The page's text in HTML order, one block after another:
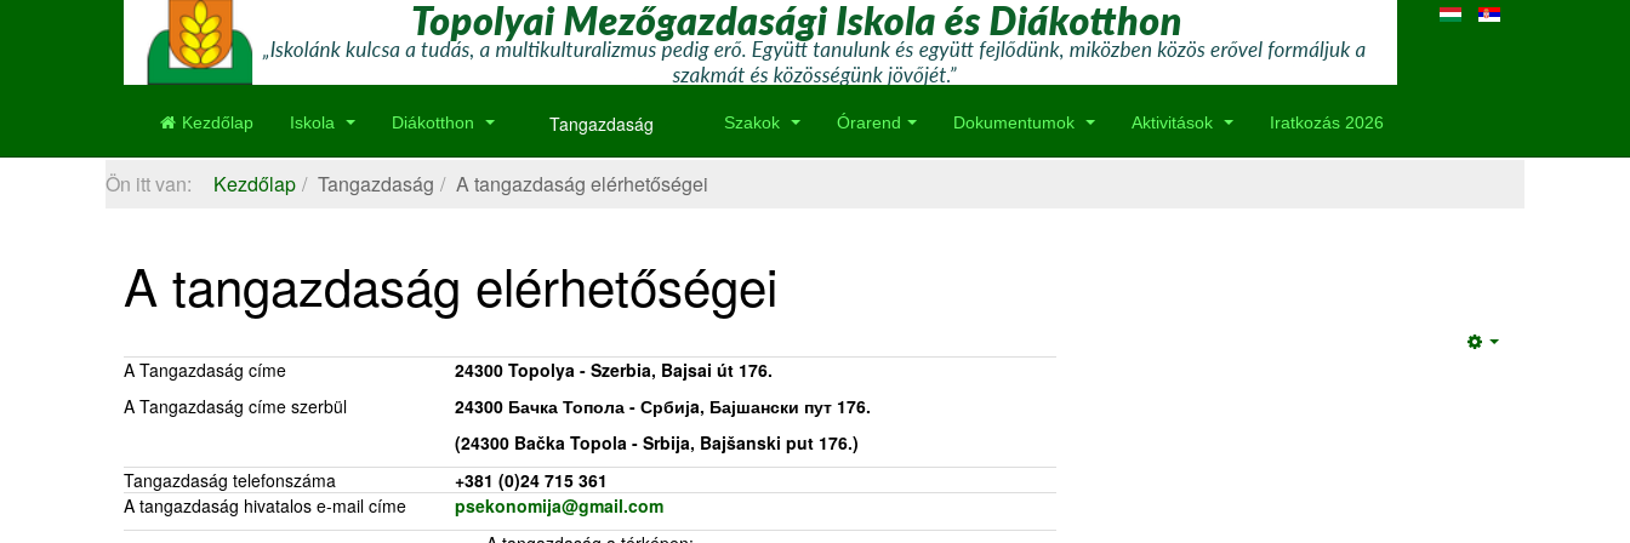
Kezdőlap Iskola Diákotthon Tangazdaság Szakok Órarend Dokumentumok Aktivitások Iratkozás 2026
Ön itt van: Kezdőlap Tangazdaság A tangazdaság elérhetőségei
A tangazdaság elérhetőségei
A Tangazdaság címe
A Tangazdaság címe szerbül
24300 Topolya - Szerbia, Bajsai út 176.
24300 Бачка Топола - Србијa, Бајшански пут 176.
(24300 Bačka Topola - Srbija, Bajšanski put 176.)
Tangazdaság telefonszáma
+381 (0)24 715 361
A tangazdaság hivatalos e-mail címe
psekonomija@gmail.com